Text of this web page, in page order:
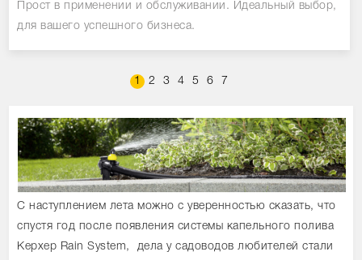
Прост в применении и обслуживании. Идеальный выбор,
для вашего успешного бизнеса.
1 2 3 4 5 6 7
С наступлением лета можно с уверенностью сказать, что
спустя год после появления системы капельного полива
Керхер Rain System, дела у садоводов любителей стали